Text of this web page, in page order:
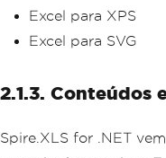
Excel para XPS
Excel para SVG
2.1.3. Conteúdos
Spire.XLS for .NET